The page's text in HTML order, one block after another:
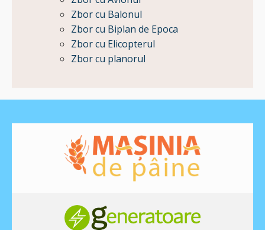
Zbor cu Balonul
Zbor cu Biplan de Epoca
Zbor cu Elicopterul
Zbor cu planorul